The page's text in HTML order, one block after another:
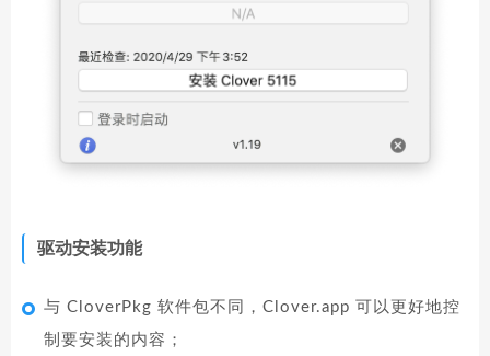
驱动安装功能
与 CloverPkg 软件包不同，Clover.app 可以更好地控
制要安装的内容；